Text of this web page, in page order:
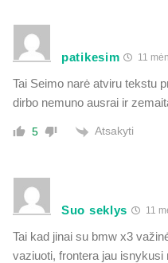
patikesim 11
Tai Seimo narė atviru tekstu
dirbo nemuno ausrai ir
5 Atsakyti
Suo seklys 11
Tai kad jinai su bmw x3
vaziuoti, frontera jau